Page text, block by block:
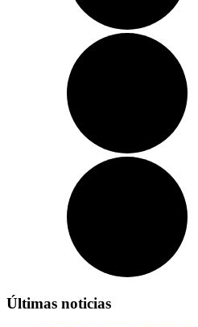
Últimas noticias